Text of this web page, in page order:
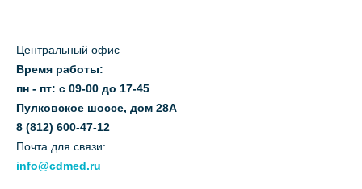
Центральный офис
Время работы:
пн - пт: с 09-00 до 17-45
Пулковское шоссе, дом 28А
8 (812) 600-47-12
Почта для связи:
info@cdmed.ru